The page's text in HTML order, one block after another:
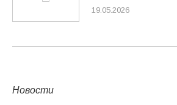
19.05.2026
Новости